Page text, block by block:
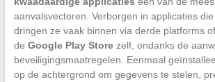
aanvalsvectoren. Verborgen in applicaties die
dringen ze vaak binnen via derde platforms
de Google Play Storezelf, ondanks de
beveiligingsmaatregelen. Eenmaal
op de achtergrond om gegevens te stelen,